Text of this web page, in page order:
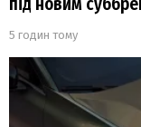
5 годин тому